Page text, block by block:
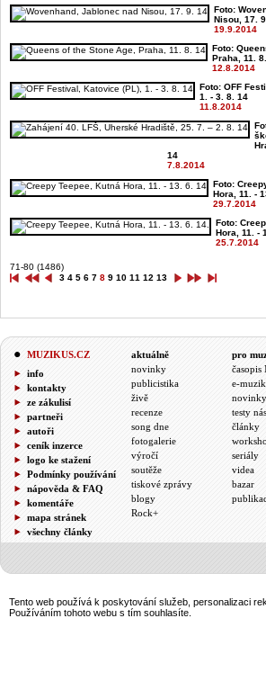
Foto:
Nisou, 17.
19.9.2014
Foto:
Praha, 11.
12.8.2014
Foto: OFF
1. - 3. 8. 14
11.8.2014
14
7.8.2014
Foto:
Hora, 11. -
29.7.2014
Foto:
Hora, 11. -
25.7.2014
71-80 (1486)
3 4 5 6 7 8 9 10 11 12 13
MUZIKUS.CZ
info
kontakty
ze zákulisí
partneři
autoři
ceník inzerce
logo ke stažení
Podmínky používání
nápověda & FAQ
komentáře
mapa stránek
všechny články
aktuálně
novinky
publicistika
živě
recenze
song dne
fotogalerie
výročí
soutěže
tiskové zprávy
blogy
Rock+
pro
časopis
e-
novinky
testy
články
seriály
videa
bazar
Tento web používá k poskytování služeb, personalizaci
Používáním tohoto webu s tím souhlasíte.